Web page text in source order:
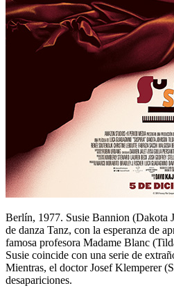
Berlín, 1977. Susie Bannion (Dakota
de danza Tanz, con la esperanza de
famosa profesora Madame Blanc
Susie coincide con una serie de
Mientras, el doctor Josef Klemperer
desapariciones.